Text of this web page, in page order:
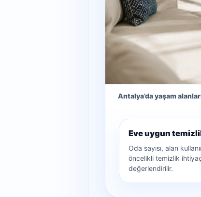
Antalya’da yaşam
Eve uygun
Oda sayısı, alan
öncelikli temizlik
değerlendirilir.